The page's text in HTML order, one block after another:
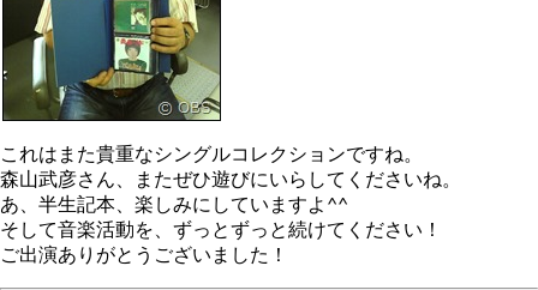
これはまた貴重なシングルコレクションですね。
森山武彦さん、またぜひ遊びにいらしてくださいね。
あ、半生記本、楽しみにしていますよ^^
そして音楽活動を、ずっとずっと続けてください！
ご出演ありがとうございました！